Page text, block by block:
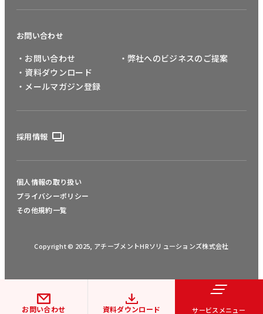
お問い合わせ 資料ダウンロード サービスメニュー
お問い合わせ
・お問い合わせ
・資料ダウンロード
・メールマガジン登録
・弊社へのビジネスのご提案
採用情報
個人情報の取り扱い
プライバシーポリシー
その他規約一覧
Copyright © 2025, アチーブメントHRソリューションズ株式会社